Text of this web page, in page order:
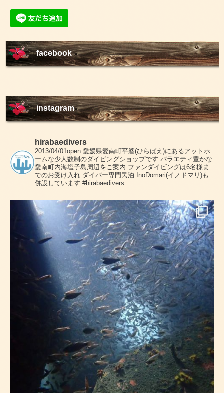
facebook
instagram
hirabaedivers
2013/04/01open 愛媛県愛南町平碆(ひらばえ)にあるアットホ
ームな少人数制のダイビングショップです バラエティ豊かな
愛南町内海塩子島周辺をご案内 ファンダイビングは6名様ま
でのお受け入れ ダイバー専門民泊 InoDomari(イノドマリ)も
併設しています #hirabaedivers